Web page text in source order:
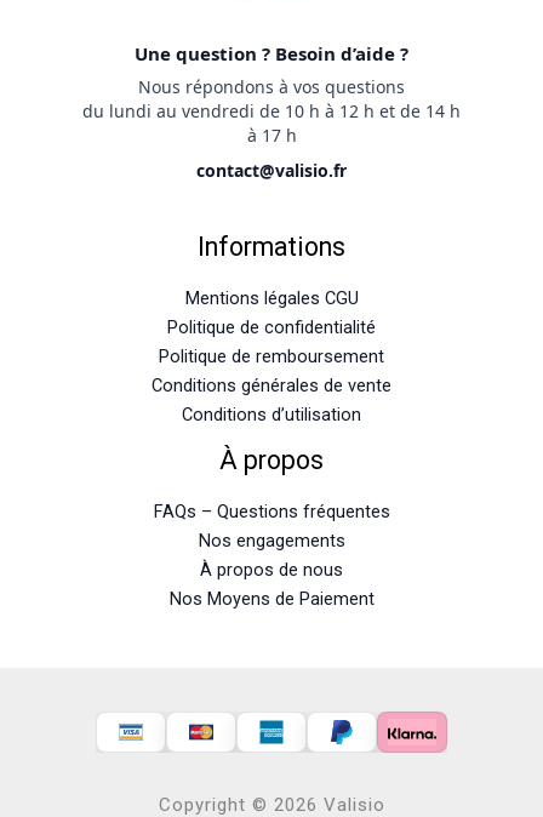
Une question ? Besoin d’aide ?
Nous répondons à vos questions
du lundi au vendredi de 10 h à 12 h et de 14 h
à 17 h
contact@valisio.fr
Informations
Mentions légales CGU
Politique de confidentialité
Politique de remboursement
Conditions générales de vente
Conditions d’utilisation
À propos
FAQs – Questions fréquentes
Nos engagements
À propos de nous
Nos Moyens de Paiement
Copyright © 2026 Valisio